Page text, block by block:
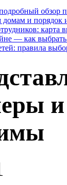
обзор
и порядок
— как выбрать
правила